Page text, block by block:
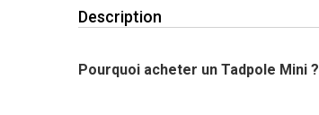
Description
Pourquoi acheter un Tadpole Mini ?